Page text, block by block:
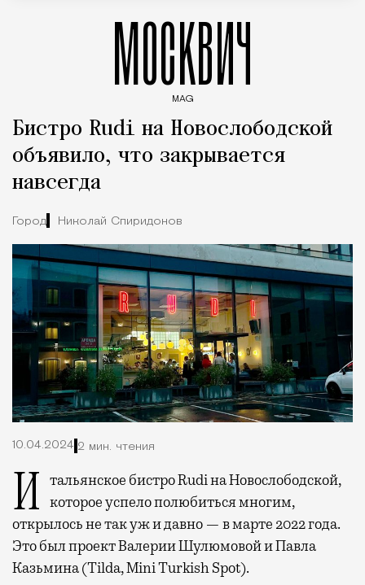
МОСКВИЧ
MAG
Бистро Rudi на Новослободской
объявило, что закрывается
навсегда
Город Николай Спиридонов
10.04.2024 2 мин. чтения
Итальянское бистро Rudi на Новослободской, которое успело полюбиться многим,
открылось не так уж и давно — в марте 2022 года.
Это был проект Валерии Шулюмовой и Павла
Казьмина (Tilda, Mini Turkish Spot).